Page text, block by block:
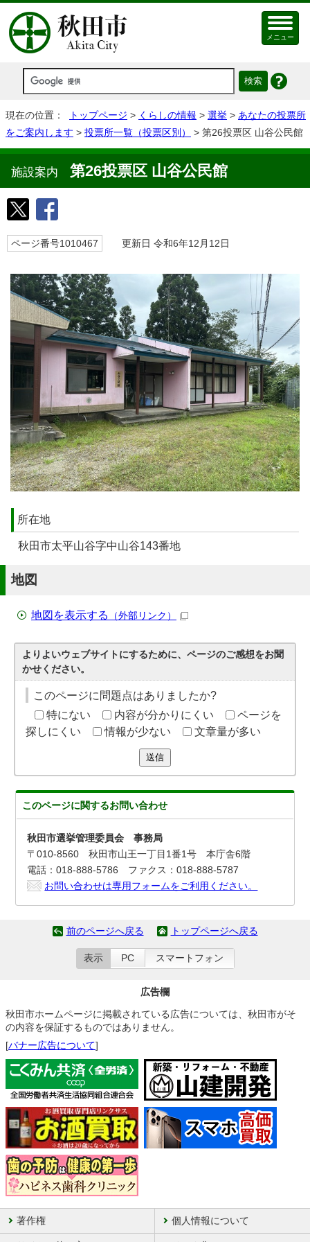
メニュー
現在の位置： トップページ > くらしの情報 > 選挙 > あなたの投票所
をご案内します > 投票所一覧（投票区別） > 第26投票区 山谷公民館
施設案内 第26投票区 山谷公民館
ページ番号1010467 更新日 令和6年12月12日
所在地
秋田市太平山谷字中山谷143番地
地図
地図を表示する （外部リンク）
よりよいウェブサイトにするために、ページのご感想をお聞
かせください。
このページに問題点はありましたか?
特にない
内容が分かりにくい
ページを
探しにくい
情報が少ない 文章量が多い
送信
このページに関するお問い合わせ
秋田市選挙管理委員会 事務局
〒010-8560 秋田市山王一丁目1番1号 本庁舎6階
電話：018-888-5786 ファクス：018-888-5787
お問い合わせは専用フォームをご利用ください。
前のページへ戻る トップページへ戻る
表示 PC スマートフォン
広告欄
秋田市ホームページに掲載されている広告については、秋田市がそ
の内容を保証するものではありません。
[バナー広告について]
著作権 個人情報について